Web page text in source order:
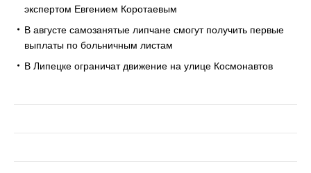
экспертом Евгением Коротаевым
В августе самозанятые липчане смогут получить первые
выплаты по больничным листам
В Липецке ограничат движение на улице Космонавтов